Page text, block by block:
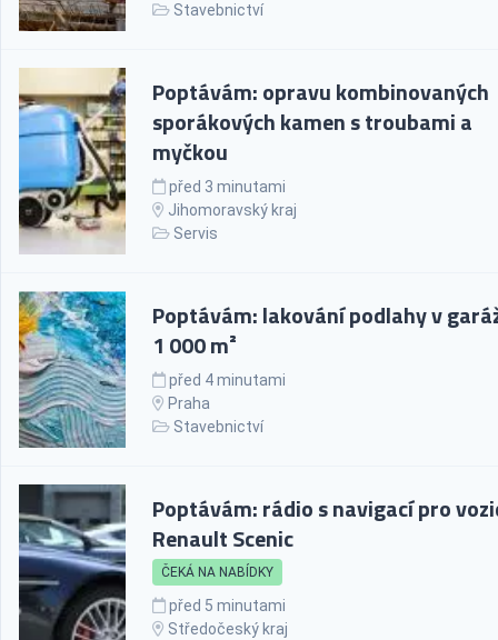
Stavebnictví
Poptávám: opravu kombinovaných
sporákových kamen s troubami a
myčkou
před 3 minutami
Jihomoravský kraj
Servis
Poptávám: lakování podlahy v
1 000 m²
před 4 minutami
Praha
Stavebnictví
Poptávám: rádio s navigací pro
Renault Scenic
ČEKÁ NA NABÍDKY
před 5 minutami
Středočeský kraj